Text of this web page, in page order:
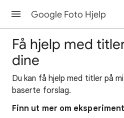
Google Foto Hjelp
Få hjelp med
dine
Du kan få hjelp med titler på
baserte forslag.
Finn ut mer om